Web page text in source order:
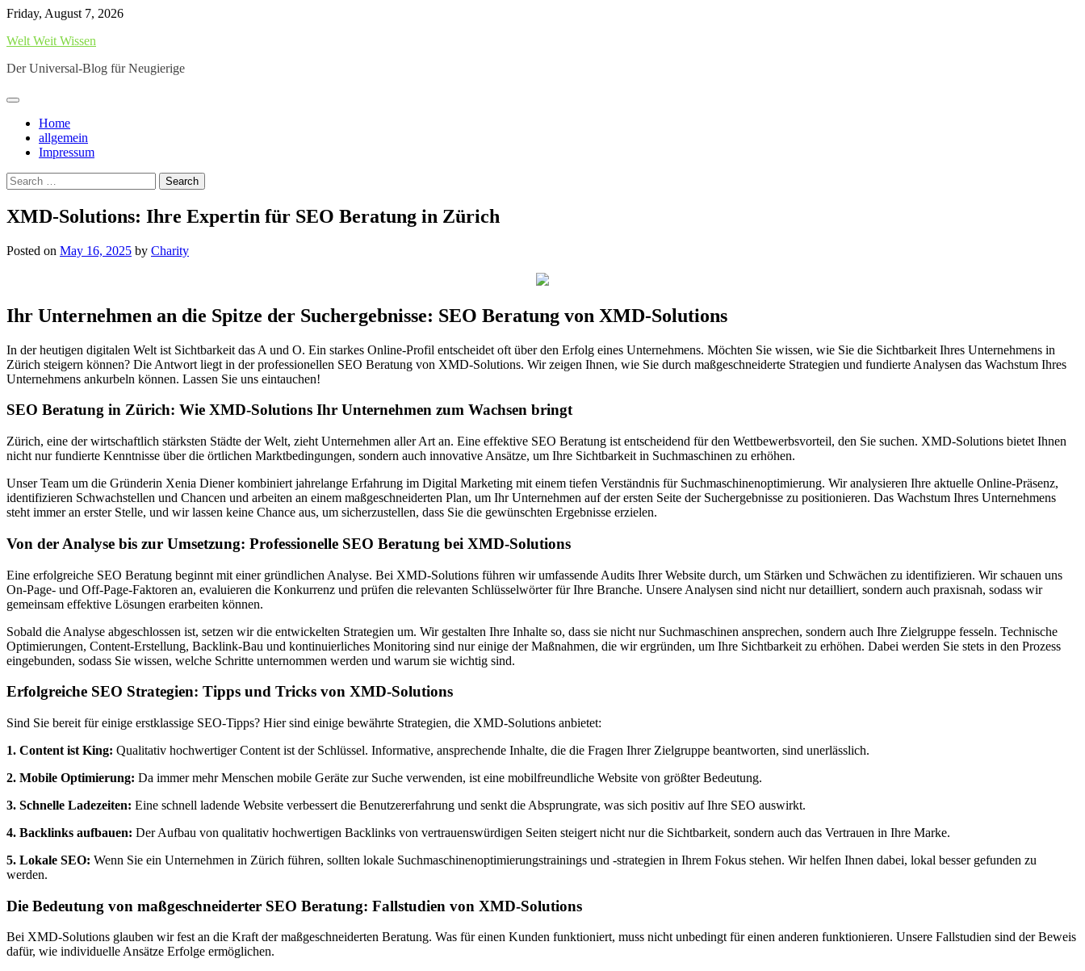
Skip
content
Friday, August 7, 2026
Welt Weit Wissen
Der Universal-Blog für Neugierige
Home
allgemein
Impressum
Search
for:
XMD-Solutions: Ihre Expertin für SEO Beratung in Zürich
Posted on May 16, 2025 by Charity
Ihr Unternehmen an die Spitze der Suchergebnisse: SEO Beratung von XMD-Solutions
In der heutigen digitalen Welt ist Sichtbarkeit das A und O. Ein starkes Online-Profil entscheidet oft über den Erfolg eines Unternehmens. Möchten Sie wissen, wie Sie die Sichtbarkeit Ihres Unternehmens in
Zürich steigern können? Die Antwort liegt in der professionellen SEO Beratung von XMD-Solutions. Wir zeigen Ihnen, wie Sie durch maßgeschneiderte Strategien und fundierte Analysen das Wachstum Ihres
Unternehmens ankurbeln können. Lassen Sie uns eintauchen!
SEO Beratung in Zürich: Wie XMD-Solutions Ihr Unternehmen zum Wachsen bringt
Zürich, eine der wirtschaftlich stärksten Städte der Welt, zieht Unternehmen aller Art an. Eine effektive SEO Beratung ist entscheidend für den Wettbewerbsvorteil, den Sie suchen. XMD-Solutions bietet Ihnen
nicht nur fundierte Kenntnisse über die örtlichen Marktbedingungen, sondern auch innovative Ansätze, um Ihre Sichtbarkeit in Suchmaschinen zu erhöhen.
Unser Team um die Gründerin Xenia Diener kombiniert jahrelange Erfahrung im Digital Marketing mit einem tiefen Verständnis für Suchmaschinenoptimierung. Wir analysieren Ihre aktuelle Online-Präsenz,
identifizieren Schwachstellen und Chancen und arbeiten an einem maßgeschneiderten Plan, um Ihr Unternehmen auf der ersten Seite der Suchergebnisse zu positionieren. Das Wachstum Ihres Unternehmens
steht immer an erster Stelle, und wir lassen keine Chance aus, um sicherzustellen, dass Sie die gewünschten Ergebnisse erzielen.
Von der Analyse bis zur Umsetzung: Professionelle SEO Beratung bei XMD-Solutions
Eine erfolgreiche SEO Beratung beginnt mit einer gründlichen Analyse. Bei XMD-Solutions führen wir umfassende Audits Ihrer Website durch, um Stärken und Schwächen zu identifizieren. Wir schauen uns
On-Page- und Off-Page-Faktoren an, evaluieren die Konkurrenz und prüfen die relevanten Schlüsselwörter für Ihre Branche. Unsere Analysen sind nicht nur detailliert, sondern auch praxisnah, sodass wir
gemeinsam effektive Lösungen erarbeiten können.
Sobald die Analyse abgeschlossen ist, setzen wir die entwickelten Strategien um. Wir gestalten Ihre Inhalte so, dass sie nicht nur Suchmaschinen ansprechen, sondern auch Ihre Zielgruppe fesseln. Technische
Optimierungen, Content-Erstellung, Backlink-Bau und kontinuierliches Monitoring sind nur einige der Maßnahmen, die wir ergründen, um Ihre Sichtbarkeit zu erhöhen. Dabei werden Sie stets in den Prozess
eingebunden, sodass Sie wissen, welche Schritte unternommen werden und warum sie wichtig sind.
Erfolgreiche SEO Strategien: Tipps und Tricks von XMD-Solutions
Sind Sie bereit für einige erstklassige SEO-Tipps? Hier sind einige bewährte Strategien, die XMD-Solutions anbietet:
1. Content ist King: Qualitativ hochwertiger Content ist der Schlüssel. Informative, ansprechende Inhalte, die die Fragen Ihrer Zielgruppe beantworten, sind unerlässlich.
2. Mobile Optimierung: Da immer mehr Menschen mobile Geräte zur Suche verwenden, ist eine mobilfreundliche Website von größter Bedeutung.
3. Schnelle Ladezeiten: Eine schnell ladende Website verbessert die Benutzererfahrung und senkt die Absprungrate, was sich positiv auf Ihre SEO auswirkt.
4. Backlinks aufbauen: Der Aufbau von qualitativ hochwertigen Backlinks von vertrauenswürdigen Seiten steigert nicht nur die Sichtbarkeit, sondern auch das Vertrauen in Ihre Marke.
5. Lokale SEO: Wenn Sie ein Unternehmen in Zürich führen, sollten lokale Suchmaschinenoptimierungstrainings und -strategien in Ihrem Fokus stehen. Wir helfen Ihnen dabei, lokal besser gefunden zu
werden.
Die Bedeutung von maßgeschneiderter SEO Beratung: Fallstudien von XMD-Solutions
Bei XMD-Solutions glauben wir fest an die Kraft der maßgeschneiderten Beratung. Was für einen Kunden funktioniert, muss nicht unbedingt für einen anderen funktionieren. Unsere Fallstudien sind der Beweis
dafür, wie individuelle Ansätze Erfolge ermöglichen.